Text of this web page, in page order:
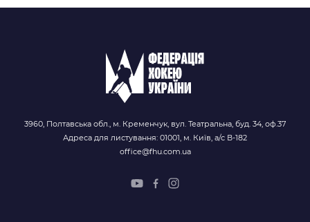
3960, Полтавська обл., м. Кременчук, вул. Театральна, буд. 34, оф.37
Адреса для листування: 01001, м. Київ, а/с В-182
office@fhu.com.ua